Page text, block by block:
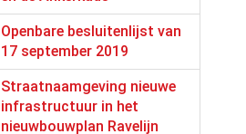
Openbare besluitenlijst van
17 september 2019
Straatnaamgeving nieuwe
infrastructuur in het
nieuwbouwplan Ravelijn